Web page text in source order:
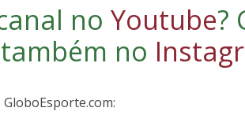
no Youtube?
no